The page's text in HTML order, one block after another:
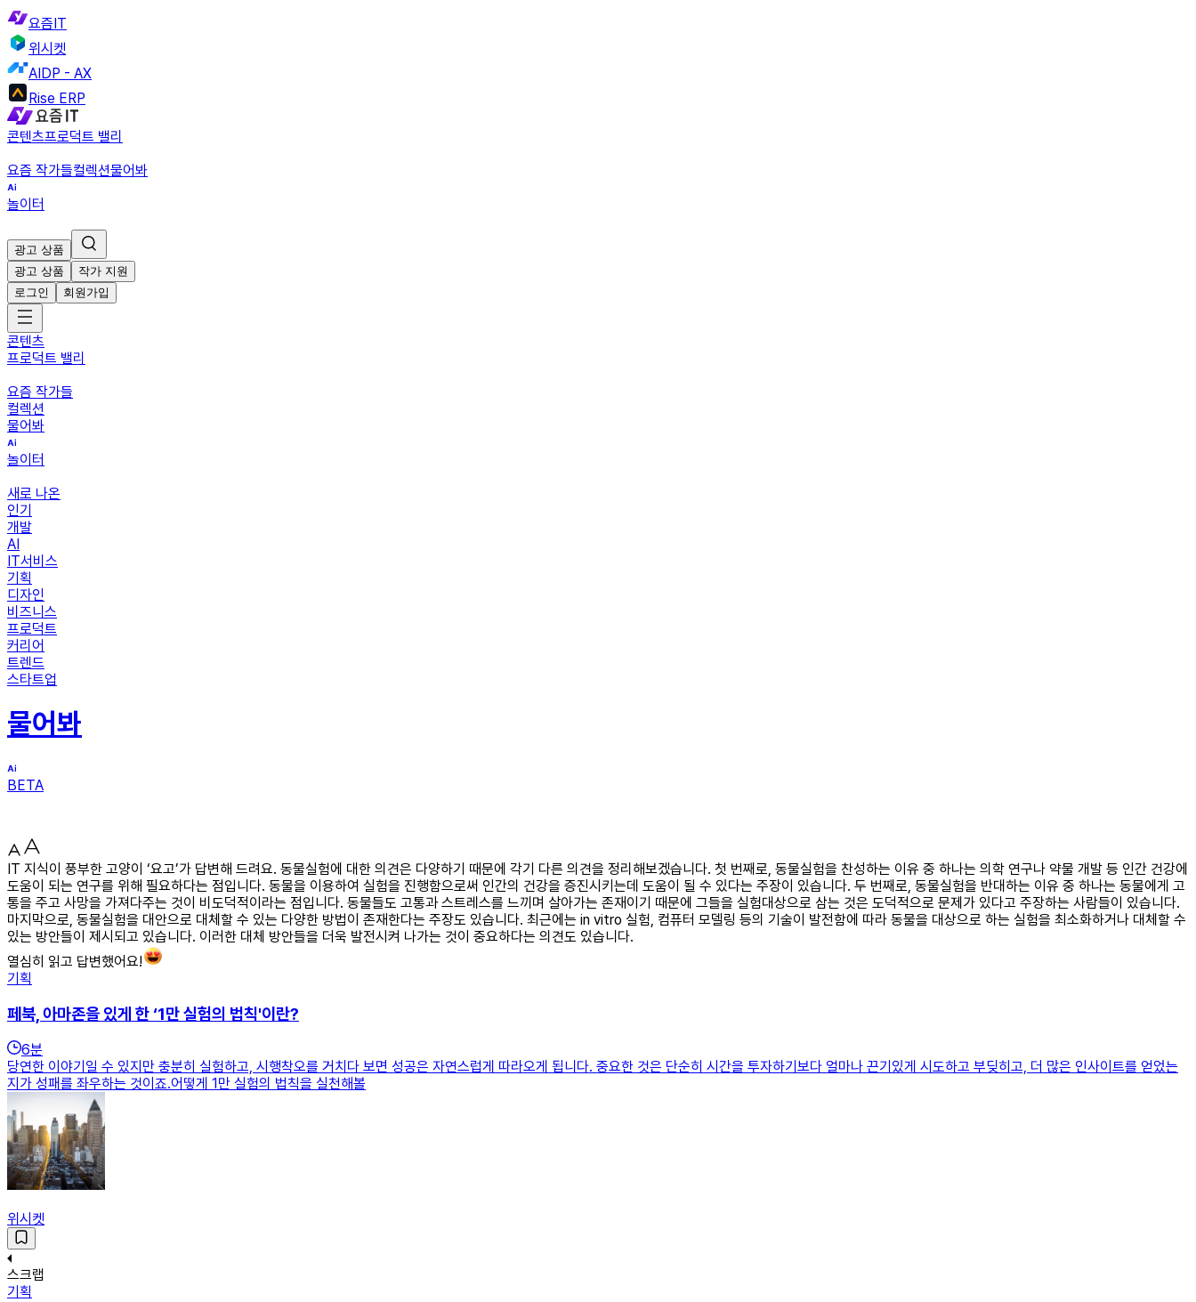
요즘IT
위시켓
AIDP - AX
Rise ERP
콘텐츠프로덕트 밸리
요즘 작가들컬렉션물어봐
놀이터
광고 상품
광고 상품
작가 지원
로그인
회원가입
콘텐츠
프로덕트 밸리
요즘 작가들
컬렉션
물어봐
놀이터
새로 나온
인기
개발
AI
IT서비스
기획
디자인
비즈니스
프로덕트
커리어
트렌드
스타트업
물어봐
BETA
IT 지식이 풍부한 고양이 ‘요고’가 답변해 드려요. 동물실험에 대한 의견은 다양하기 때문에 각기 다른 의견을 정리해보겠습니다. 첫 번째로, 동물실험을 찬성하는 이유 중 하나는 의학 연구나 약물 개발 등 인간 건강에
도움이 되는 연구를 위해 필요하다는 점입니다. 동물을 이용하여 실험을 진행함으로써 인간의 건강을 증진시키는데 도움이 될 수 있다는 주장이 있습니다. 두 번째로, 동물실험을 반대하는 이유 중 하나는 동물에게 고
통을 주고 사망을 가져다주는 것이 비도덕적이라는 점입니다. 동물들도 고통과 스트레스를 느끼며 살아가는 존재이기 때문에 그들을 실험대상으로 삼는 것은 도덕적으로 문제가 있다고 주장하는 사람들이 있습니다.
마지막으로, 동물실험을 대안으로 대체할 수 있는 다양한 방법이 존재한다는 주장도 있습니다. 최근에는 in vitro 실험, 컴퓨터 모델링 등의 기술이 발전함에 따라 동물을 대상으로 하는 실험을 최소화하거나 대체할 수
있는 방안들이 제시되고 있습니다. 이러한 대체 방안들을 더욱 발전시켜 나가는 것이 중요하다는 의견도 있습니다.
열심히 읽고 답변했어요!
기획
페북, 아마존을 있게 한 ‘1만 실험의 법칙'이란?
6분
당연한 이야기일 수 있지만 충분히 실험하고, 시행착오를 거치다 보면 성공은 자연스럽게 따라오게 됩니다. 중요한 것은 단순히 시간을 투자하기보다 얼마나 끈기있게 시도하고 부딪히고, 더 많은 인사이트를 얻었는
지가 성패를 좌우하는 것이죠.어떻게 1만 실험의 법칙을 실천해볼
위시켓
스크랩
기획